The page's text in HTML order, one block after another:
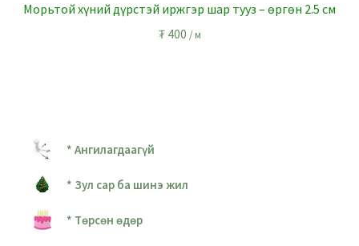
Морьтой хүний дүрстэй иржгэр шар тууз – өргөн 2.5 см
₮400 / м
* Ангилагдаагүй
* Зул сар ба шинэ жил
* Төрсөн өдөр